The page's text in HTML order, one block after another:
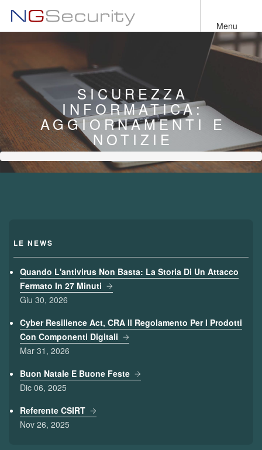
contenuto
Menu
SICUREZZA
INFORMATICA:
AGGIORNAMENTI E
NOTIZIE
LE NEWS
Quando L'antivirus Non Basta: La Storia Di Un Attacco
Fermato In 27 Minuti
Giu 30, 2026
Cyber Resilience Act, CRA Il Regolamento Per I Prodotti
Con Componenti Digitali
Mar 31, 2026
Buon Natale E Buone Feste
Dic 06, 2025
Referente CSIRT
Nov 26, 2025